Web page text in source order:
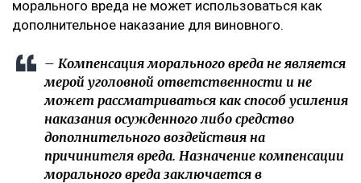
морального вреда не может использоваться как
дополнительное наказание для виновного.
– Компенсация морального вреда не является
мерой уголовной ответственности и не
может рассматриваться как способ усиления
наказания осужденного либо средство
дополнительного воздействия на
причинителя вреда. Назначение компенсации
морального вреда заключается в